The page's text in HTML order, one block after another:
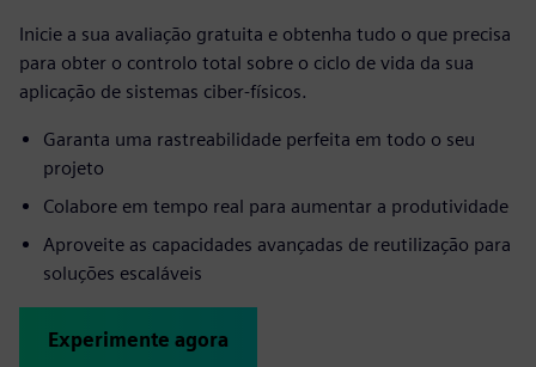
Inicie a sua avaliação gratuita e obtenha tudo o que precisa
para obter o controlo total sobre o ciclo de vida da sua
aplicação de sistemas ciber-físicos.
Garanta uma rastreabilidade perfeita em todo o seu
projeto
Colabore em tempo real para aumentar a produtividade
Aproveite as capacidades avançadas de reutilização para
soluções escaláveis
Experimente agora